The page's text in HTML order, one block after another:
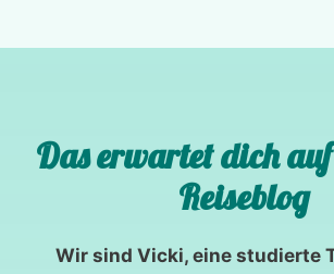
Das erwartet dich
Reiseblog
Wir sind Vicki, eine studierte